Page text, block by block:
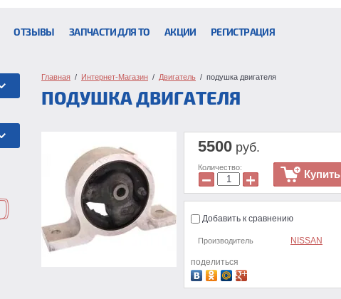
ОТЗЫВЫ ЗАПЧАСТИ ДЛЯ ТО АКЦИИ РЕГИСТРАЦИЯ
Главная
  /
Интернет-Магазин
  /
Двигатель
  /  подушка двигателя
ПОДУШКА ДВИГАТЕЛЯ
5500 руб.
Количество:
− + Купить
Добавить к сравнению
Производитель NISSAN
поделиться